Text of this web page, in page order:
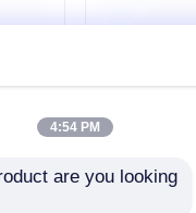
4:54 PM
are you looking